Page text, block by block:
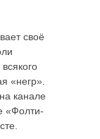
своё
«негр».
канале
«Фолти-